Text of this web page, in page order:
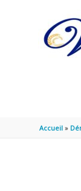
Accueil